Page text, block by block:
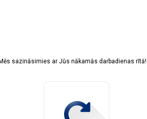
sazināsimies ar Jūs nākamās darbadienas rītā!